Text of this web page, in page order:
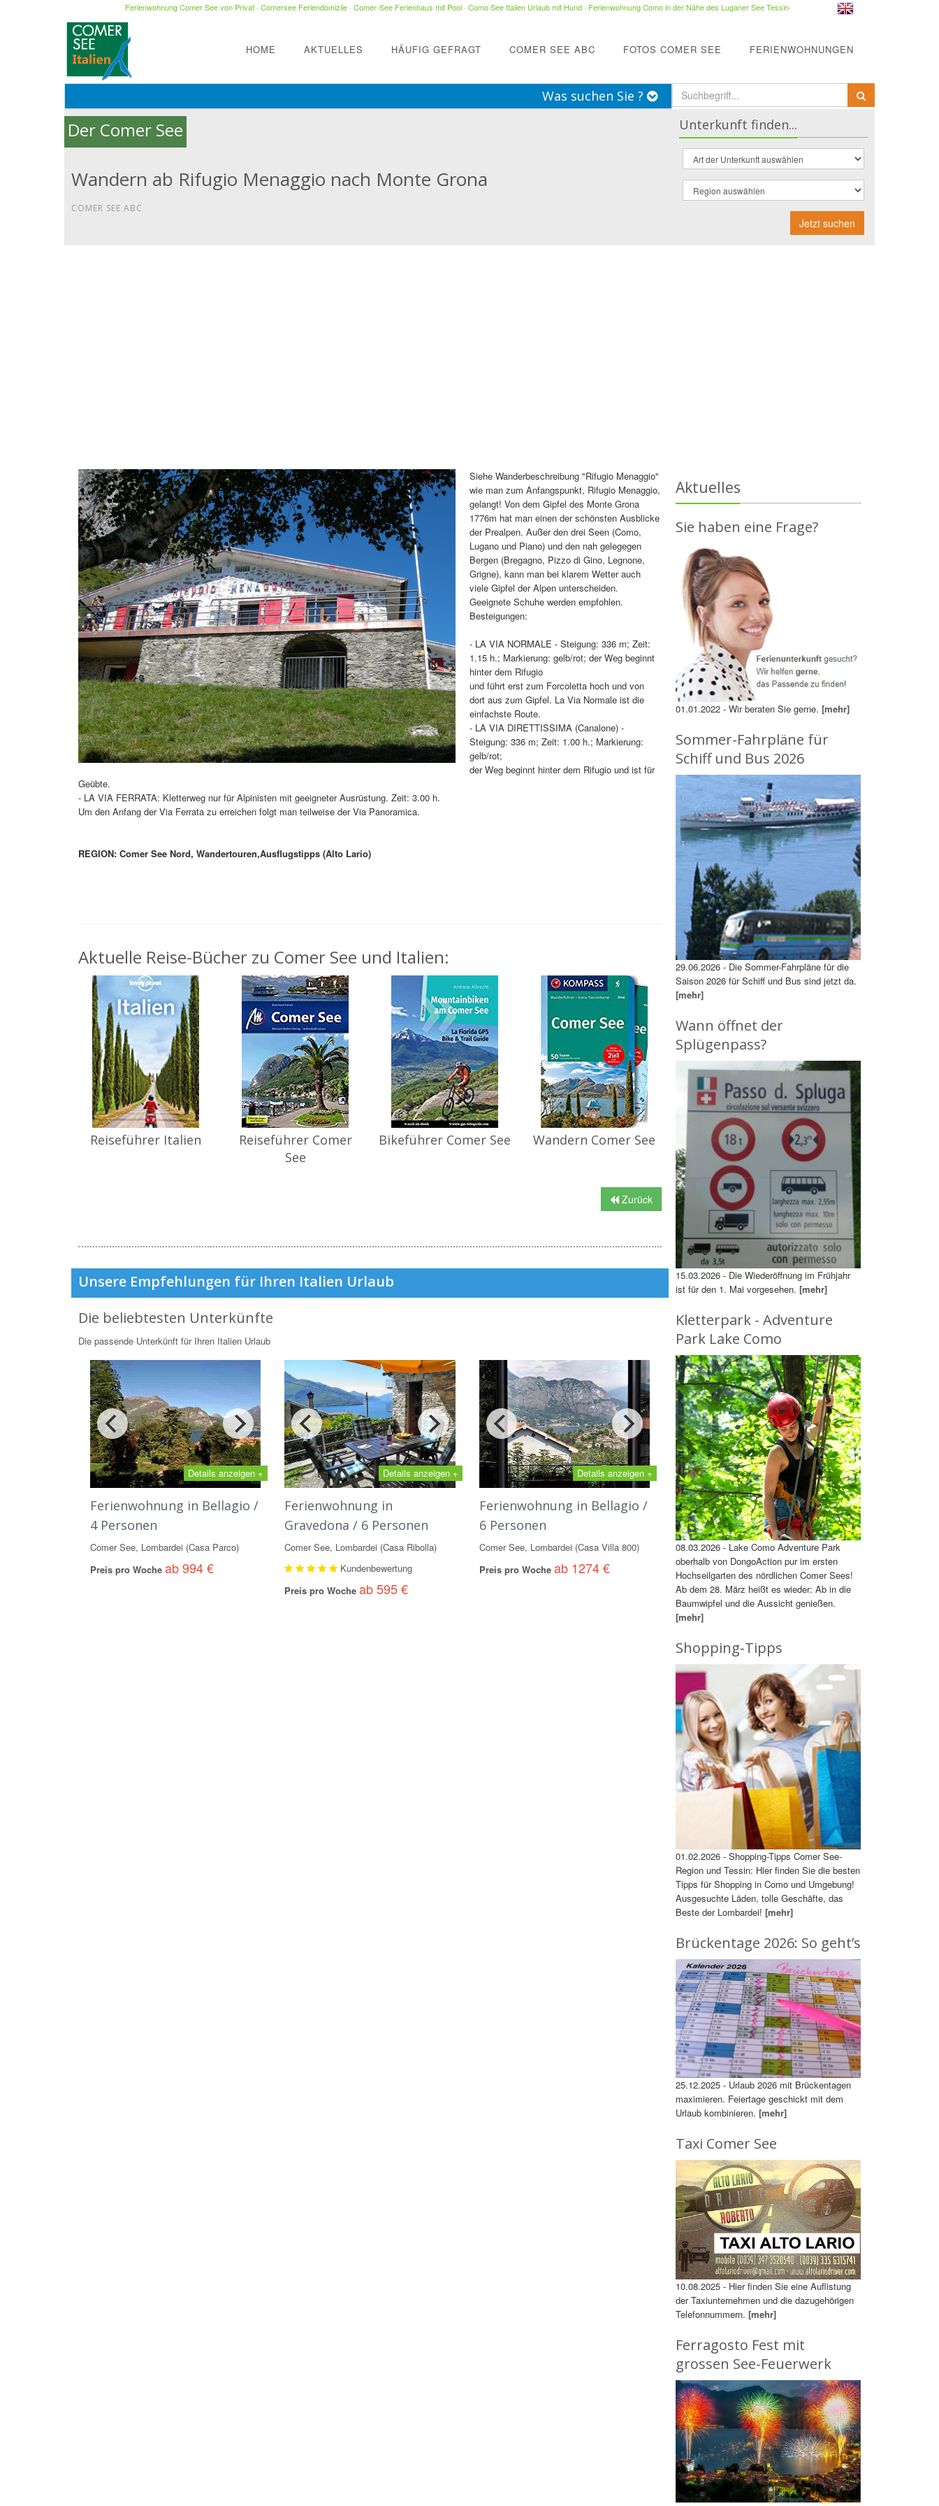
Ferienwohnung Comer See von Privat· Comersee Feriendomizile· Comer-See Ferienhaus mit Pool· Como See Italien Urlaub mit Hund· Ferienwohnung Como in der Nähe des Luganer See Tessin·
HOME AKTUELLES HÄUFIG GEFRAGT COMER SEE ABC FOTOS COMER SEE FERIENWOHNUNGEN
Was suchen Sie ?
Der Comer See
Wandern ab Rifugio Menaggio nach Monte Grona
COMER SEE ABC
Unterkunft finden...
Jetzt suchen
Siehe Wanderbeschreibung "Rifugio Menaggio"
wie man zum Anfangspunkt, Rifugio Menaggio,
gelangt! Von dem Gipfel des Monte Grona
1776m hat man einen der schönsten Ausblicke
der Prealpen. Außer den drei Seen (Como,
Lugano und Piano) und den nah gelegegen
Bergen (Bregagno, Pizzo di Gino, Legnone,
Grigne), kann man bei klarem Wetter auch
viele Gipfel der Alpen unterscheiden.
Geeignete Schuhe werden empfohlen.
Besteigungen:
- LA VIA NORMALE - Steigung: 336 m; Zeit:
1.15 h.; Markierung: gelb/rot; der Weg beginnt
hinter dem Rifugio
und führt erst zum Forcoletta hoch und von
dort aus zum Gipfel. La Via Normale ist die
einfachste Route.
- LA VIA DIRETTISSIMA (Canalone) -
Steigung: 336 m; Zeit: 1.00 h.; Markierung:
gelb/rot;
der Weg beginnt hinter dem Rifugio und ist für
Geübte.
- LA VIA FERRATA: Kletterweg nur für Alpinisten mit geeigneter Ausrüstung. Zeit: 3.00 h.
Um den Anfang der Via Ferrata zu erreichen folgt man teilweise der Via Panoramica.
REGION: Comer See Nord, Wandertouren,Ausflugstipps (Alto Lario)
Aktuelle Reise-Bücher zu Comer See und Italien:
Reiseführer Italien
Reiseführer Comer
See
Bikeführer Comer See Wandern Comer See
Zurück
Unsere Empfehlungen für Ihren Italien Urlaub
Die beliebtesten Unterkünfte
Die passende Unterkünft für Ihren Italien Urlaub
Details anzeigen +
Ferienwohnung in Bellagio /
4 Personen
Comer See, Lombardei (Casa Parco)
Preis pro Woche ab 994 €
Details anzeigen +
Ferienwohnung in
Gravedona / 6 Personen
Comer See, Lombardei (Casa Ribolla)
Kundenbewertung
Preis pro Wocheab 595 €
Details anzeigen +
Ferienwohnung in Bellagio /
6 Personen
Comer See, Lombardei (Casa Villa 800)
Preis pro Woche ab 1274 €
Aktuelles
Sie haben eine Frage?
01.01.2022 - Wir beraten Sie gerne. [mehr]
Sommer-Fahrpläne für
Schiff und Bus 2026
29.06.2026 - Die Sommer-Fahrpläne für die
Saison 2026 für Schiff und Bus sind jetzt da.
[mehr]
Wann öffnet der
Splügenpass?
15.03.2026 - Die Wiederöffnung im Frühjahr
ist für den 1. Mai vorgesehen. [mehr]
Kletterpark - Adventure
Park Lake Como
08.03.2026 - Lake Como Adventure Park
oberhalb von DongoAction pur im ersten
Hochseilgarten des nördlichen Comer Sees!
Ab dem 28. März heißt es wieder: Ab in die
Baumwipfel und die Aussicht genießen.
[mehr]
Shopping-Tipps
01.02.2026 - Shopping-Tipps Comer See-
Region und Tessin: Hier finden Sie die besten
Tipps für Shopping in Como und Umgebung!
Ausgesuchte Läden, tolle Geschäfte, das
Beste der Lombardei! [mehr]
Brückentage 2026: So geht’s
25.12.2025 - Urlaub 2026 mit Brückentagen
maximieren. Feiertage geschickt mit dem
Urlaub kombinieren. [mehr]
Taxi Comer See
10.08.2025 - Hier finden Sie eine Auflistung
der Taxiunternehmen und die dazugehörigen
Telefonnummern. [mehr]
Ferragosto Fest mit
grossen See-Feuerwerk